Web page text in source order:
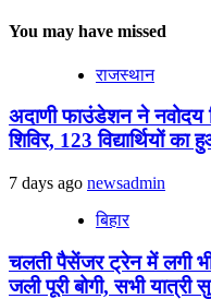
You may have missed
राजस्थान
अदाणी फाउंडेशन ने नवोदय
शिविर, 123 विद्यार्थियों का
7 days ago newsadmin
बिहार
चलती पैसेंजर ट्रेन में लगी
जली पूरी बोगी, सभी यात्री